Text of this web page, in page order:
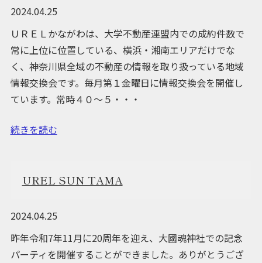
2024.04.25
ＵＲＥＬかながわは、大学不動産連盟内での成約件数で
常に上位に位置している、横浜・湘南エリアだけでな
く、神奈川県全域の不動産の情報を取り扱っている地域
情報交換会です。毎月第１金曜日に情報交換会を開催し
ています。常時４０～５・・・
続きを読む
UREL SUN TAMA
2024.04.25
昨年令和7年11月に20周年を迎え、大國魂神社での記念
パーティを開催することができました。ありがとうござ